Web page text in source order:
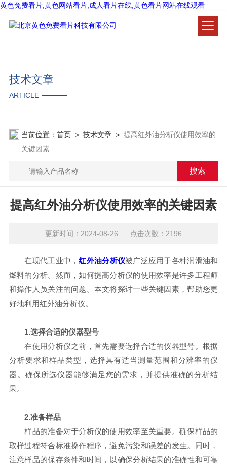
黄色免费看片,黄色网站看片,成人看片在线,黄色看片网站在线观看
技术文章
ARTICLE
当前位置： 首页> 技术文章> 提高红外油分析仪使用效率的
关键因素
提高红外油分析仪使用效率的关键因素
更新时间：2024-08-26 点击次数：2196
在现代工业中，红外油分析仪被广泛应用于各种润滑油和
燃料的分析。然而，如何提高分析仪的使用效率是许多工程师
和操作人员关注的问题。本文将探讨一些关键因素，帮助您更
好地利用红外油分析仪。
1.选择合适的仪器型号
在使用分析仪之前，首先需要选择合适的仪器型号。根据
分析要求和样品类型，选择具有适当测量范围和分辨率的仪
器。确保所选仪器能够满足您的需求，并提供准确的分析结
果。
2.准备样品
样品的准备对于分析仪的使用效率至关重要。确保样品的
取样过程符合标准操作程序，避免污染和误差的发生。同时，
注意样品的保存条件和时间，以确保分析结果的准确性和可靠